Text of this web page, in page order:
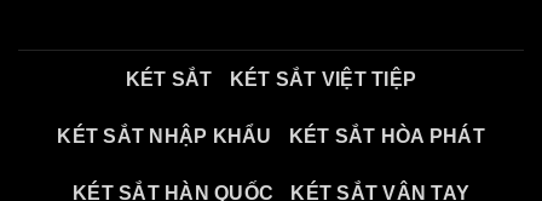
KÉT SẮT KÉT SẮT VIỆT TIỆP
KÉT SẮT NHẬP KHẨU KÉT SẮT HÒA PHÁT
KÉT SẮT HÀN QUỐC KÉT SẮT VÂN TAY